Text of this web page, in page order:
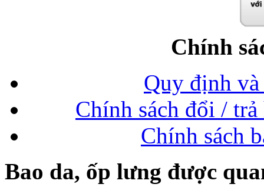
Chính
Quy định
Chính sách đổi /
Chính sách
Bao da, ốp lưng được